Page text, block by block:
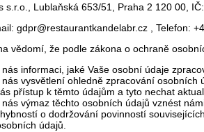
s.r.o., Lublaňská 653/51, Praha 2 120 00,
gdpr@restaurantkandelabr.cz , Telefon:
vědomí, že podle zákona o ochraně
informaci, jaké Vaše osobní údaje
vysvětlení ohledně zpracování osobních
přístup k těmto údajům a tyto nechat
výmaz těchto osobních údajů vznést
o dodržování povinností
údajů.